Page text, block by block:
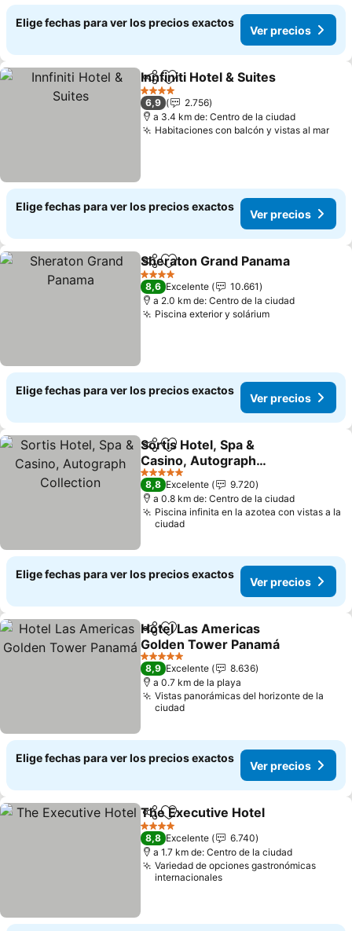
Elige fechas para ver los precios exactos
Ver precios
CompartirAgregar a favoritos
Innfiniti Hotel & Suites
4 Estrellas
6,9
2.756
a 3.4 km de: Centro de la ciudad
Habitaciones con balcón y vistas al mar
Elige fechas para ver los precios exactos
Ver precios
CompartirAgregar a favoritos
Sheraton Grand Panama
4 Estrellas
8,6 Excelente
10.661
a 2.0 km de: Centro de la ciudad
Piscina exterior y soláriumVer precios
Elige fechas para ver los precios exactos
Ver precios
CompartirAgregar a favoritos
Sortis Hotel, Spa &
Casino, Autograph
Collection
Ver precios
5 Estrellas
8,8 Excelente
9.720
a 0.8 km de: Centro de la ciudad
Piscina infinita en la azotea con vistas a la
ciudad
Elige fechas para ver los precios exactos
Ver precios
CompartirAgregar a favoritos
Hotel Las Americas
Golden Tower Panamá
Ver precios
5 Estrellas
8,9 Excelente
8.636
a 0.7 km de la playa
Vistas panorámicas del horizonte de la
ciudad
Elige fechas para ver los precios exactos
Ver precios
Compartir
Agregar a favoritos
The Executive Hotel
4 Estrellas
8,8 Excelente
6.740
a 1.7 km de: Centro de la ciudad
Variedad de opciones gastronómicas
internacionales